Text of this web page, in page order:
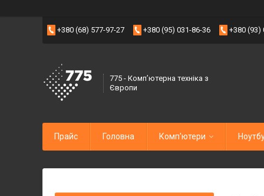
+380 (68) 577-97-27 +380 (95) 031-86-36 +380 (93)
775 - Компʼютерна техніка з
Європи
Прайс Головна Комп'ютери